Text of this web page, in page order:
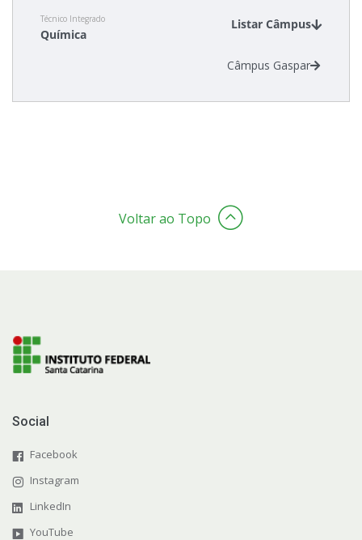
Técnico Integrado
Química
Listar Câmpus
Câmpus Gaspar
Voltar ao Topo
Social
Facebook
Instagram
LinkedIn
YouTube